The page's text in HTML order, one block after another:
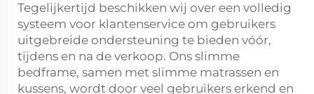
Tegelijkertijd beschikken wij over een volledig
systeem voor klantenservice om gebruikers
uitgebreide ondersteuning te bieden vóór,
tijdens en na de verkoop. Ons slimme
bedframe, samen met slimme matrassen en
kussens, wordt door veel gebruikers erkend en